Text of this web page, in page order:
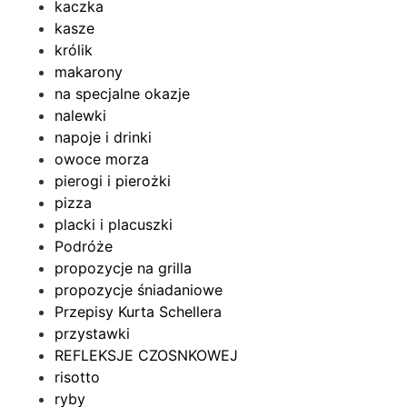
kaczka
kasze
królik
makarony
na specjalne okazje
nalewki
napoje i drinki
owoce morza
pierogi i pierożki
pizza
placki i placuszki
Podróże
propozycje na grilla
propozycje śniadaniowe
Przepisy Kurta Schellera
przystawki
REFLEKSJE CZOSNKOWEJ
risotto
ryby